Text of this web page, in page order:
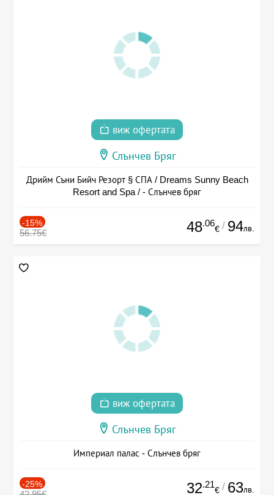
виж офертата
Слънчев Бряг
Дрийм Съни Бийч Резорт § СПА / Dreams Sunny Beach
Resort and Spa / - Слънчев бряг
-15%
56.75€ 48.06
€ / 94лв.
виж офертата
Слънчев Бряг
Империал палас - Слънчев бряг
-25% 32.21
€ / 63лв.